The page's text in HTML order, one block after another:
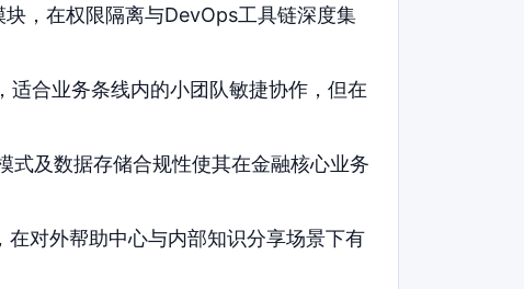
，在权限隔离与DevOps工具链深度集
合业务条线内的小团队敏捷协作，但在
式及数据存储合规性使其在金融核心业务
对外帮助中心与内部知识分享场景下有